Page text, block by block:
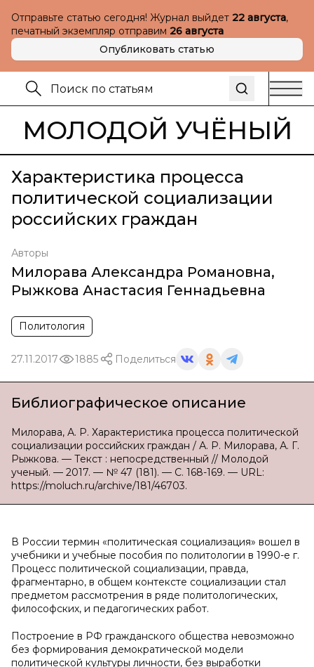
Отправьте статью сегодня! Журнал выйдет 22 августа,
печатный экземпляр отправим 26 августа
Опубликовать статью
МОЛОДОЙ УЧЁНЫЙ
Характеристика процесса
политической социализации
российских граждан
Авторы
Милорава Александра Романовна,
Рыжкова Анастасия Геннадьевна
Политология
27.11.2017 1885 Поделиться
Библиографическое описание
Милорава, А. Р. Характеристика процесса политической
социализации российских граждан / А. Р. Милорава, А. Г.
Рыжкова. — Текст : непосредственный // Молодой
ученый. — 2017. — № 47 (181). — С. 168-169. — URL:
https://moluch.ru/archive/181/46703.
В России термин «политическая социализация» вошел в
учебники и учебные пособия по политологии в 1990-е г.
Процесс политической социализации, правда,
фрагментарно, в общем контексте социализации стал
предметом рассмотрения в ряде политологических,
философских, и педагогических работ.
Построение в РФ гражданского общества невозможно
без формирования демократической модели
политической культуры личности, без выработки